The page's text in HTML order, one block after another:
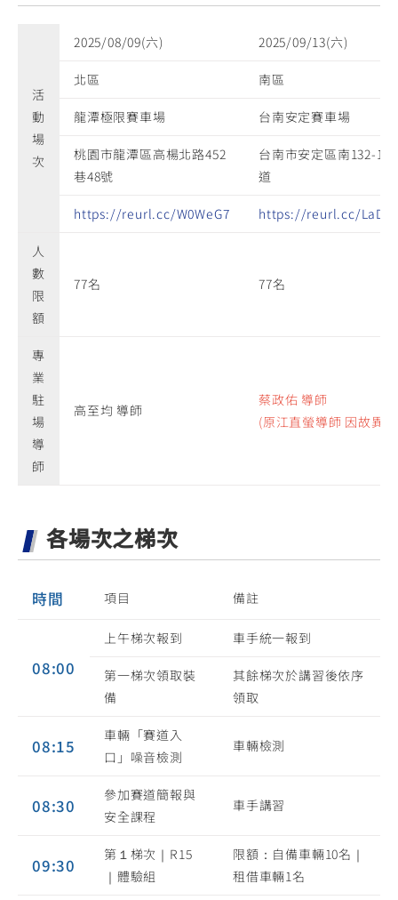
活
動
場
次
2025/08/09(六) 2025/09/13(六)
北區 南區
龍潭極限賽車場 台南安定賽車場
桃園市龍潭區高楊北路452
巷48號
台南市安定區南132-1鄉
道
https://reurl.cc/W0WeG7 https://reurl.cc/
人
數
限
額
77名 77名
專
業
駐
場
導
師
高至均 導師
蔡政佑 導師
(原江直螢導師 因故異
各場次之梯次
時間 項目 備註
08:00
上午梯次報到 車手統一報到
第一梯次領取裝
備
其餘梯次於講習後依序
領取
08:15
車輛「賽道入
口」噪音檢測
車輛檢測
08:30
參加賽道簡報與
安全課程
車手講習
09:30
第１梯次｜R15
｜體驗組
限額：自備車輛10名｜
租借車輛1名